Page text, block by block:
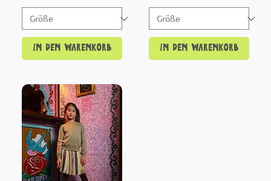
In den Warenkorb In den Warenkorb